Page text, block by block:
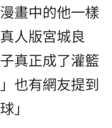
畫中的他一樣
人版宮城良
真正成了灌籃
也有網友提到
」​​